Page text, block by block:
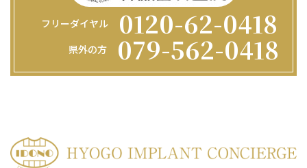
フリーダイヤル 0120-62-0418
県外の方 079-562-0418